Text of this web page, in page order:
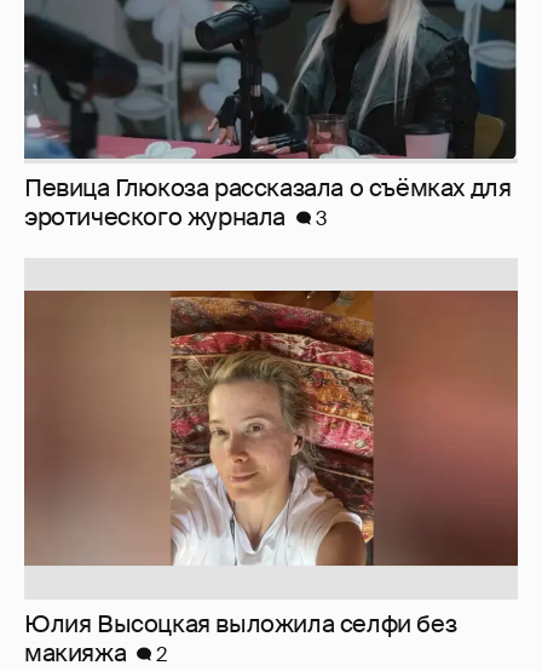
Певица Глюкоза рассказала о съёмках для
эротического журнала
3
Юлия Высоцкая выложила селфи без
макияжа
2